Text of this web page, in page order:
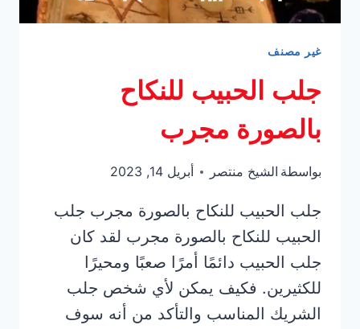
غير مصنف
جلب الحبيب للنكاح
بالصورة مجرب
بواسطة الشيخ منتصر أبريل 14, 2023
جلب الحبيب للنكاح بالصورة مجرب جلب
الحبيب للنكاح بالصورة مجرب لقد كان
جلب الحبيب دائمًا أمرًا صعبًا ومحيرًا
للكثيرين. فكيف يمكن لأي شخص جلب
الشريك المناسب والتأكد من أنه سوف